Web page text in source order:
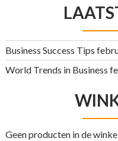
Business Success Tips
World Trends in Business
Geen producten in de